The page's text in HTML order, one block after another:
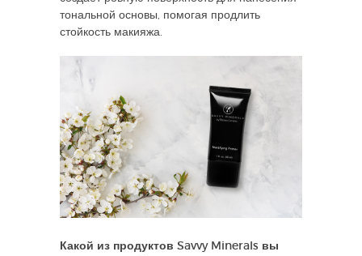
тональной основы, помогая продлить
стойкость макияжа.
Какой из продуктов Savvy Minerals вы